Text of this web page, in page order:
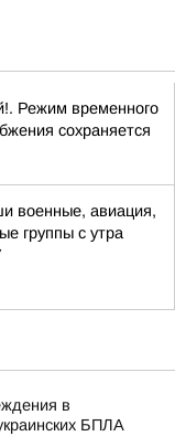
Режим временного
сохраняется
военные, авиация,
группы с утра
в
БПЛА